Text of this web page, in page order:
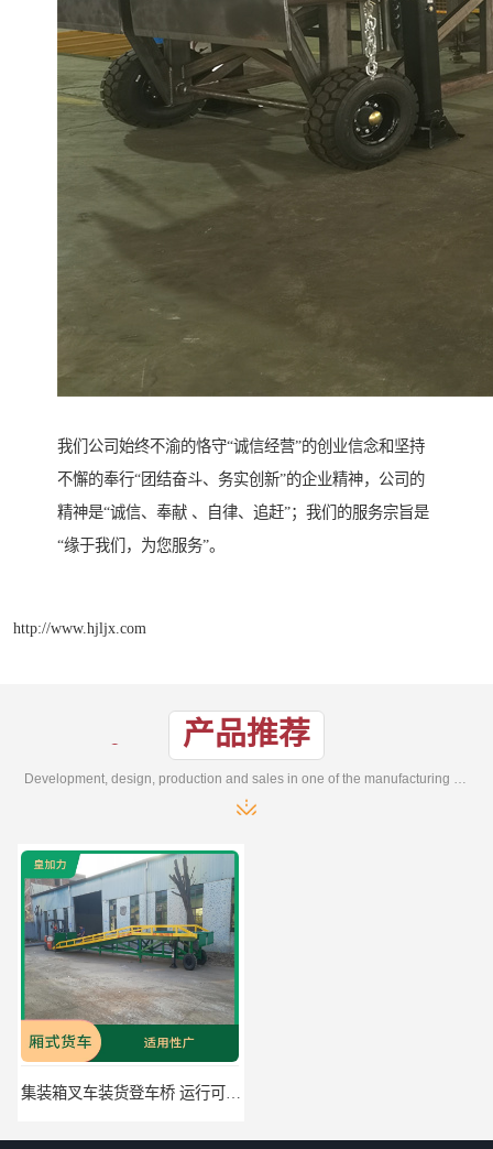
我们公司始终不渝的恪守“诚信经营”的创业信念和坚持
不懈的奉行“团结奋斗、务实创新”的企业精神，公司的
精神是“诚信、奉献 、自律、追赶”；我们的服务宗旨是
“缘于我们，为您服务”。
http://www.hjljx.com
产品推荐